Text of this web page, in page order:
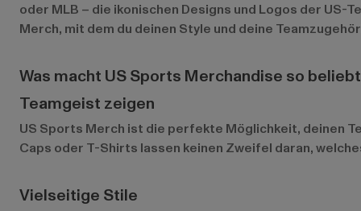
oder MLB – die ikonischen Designs und Logos der
Merch, mit dem du deinen Style und deine
Was macht US Sports Merchandise so
Teamgeist zeigen
US Sports Merch ist die perfekte Möglichkeit, deinen
Caps oder T-Shirts lassen keinen Zweifel daran,
Vielseitige Stile